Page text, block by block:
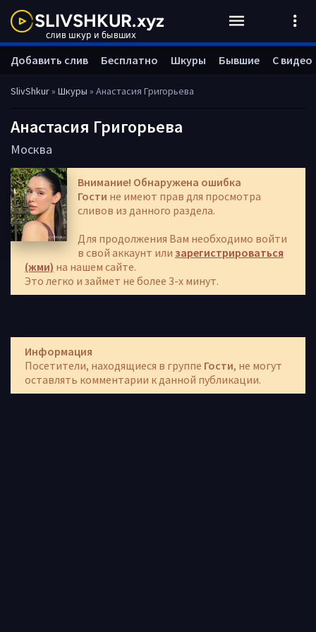
SlivShkur» Шкуры » Анастасия Григорьева
Анастасия Григорьева
Москва
Внимание! Обнаружена ошибка
Гости не имеют прав для просмотра
сливов из данного раздела.
Для продолжения Вам необходимо войти
в свой аккаунт или зарегистрироваться
(жми) на нашем сайте.
Это легко и займет не более 3-х минут.
Информация
Посетители, находящиеся в группе Гости, не могут
оставлять комментарии к данной публикации.
Добавить слив Бесплатно Шкуры Бывшие С видео